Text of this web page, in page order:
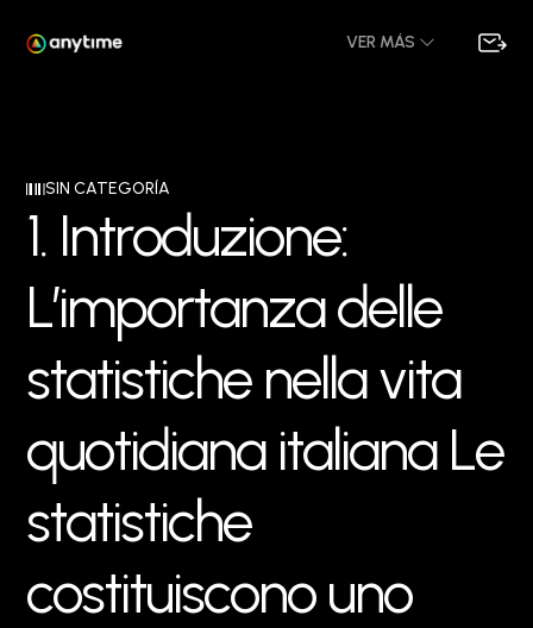
VER MÁS
SIN CATEGORÍA
1. Introduzione:
L’importanzadelle
statistiche nellavita
quotidiana italiana Le
statistiche
costituiscono uno